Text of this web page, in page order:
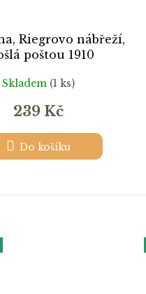
Riegrovo nábřeží,
poštou 1910
Skladem (1 ks)
239 Kč
Do košíku